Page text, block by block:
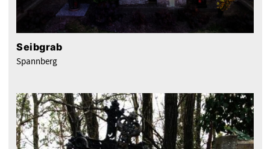
Seibgrab
Spannberg